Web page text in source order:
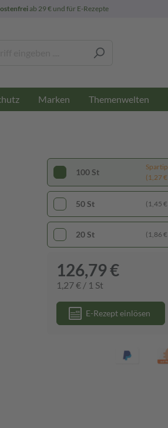
ab 29 € und für E-Rezepte
Marken Themenwelten
100 St
(1,27 €
50 St (1,45 €
20 St (1,86 €
126,79 €
1,27 € / 1 St
E-Rezept einlösen